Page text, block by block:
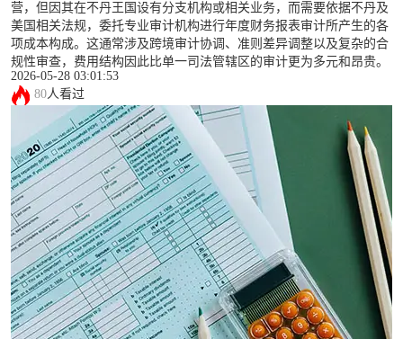
营，但因其在不丹王国设有分支机构或相关业务，而需要依据不丹及
美国相关法规，委托专业审计机构进行年度财务报表审计所产生的各
项成本构成。这通常涉及跨境审计协调、准则差异调整以及复杂的合
规性审查，费用结构因此比单一司法管辖区的审计更为多元和昂贵。
2026-05-28 03:01:53
80人看过